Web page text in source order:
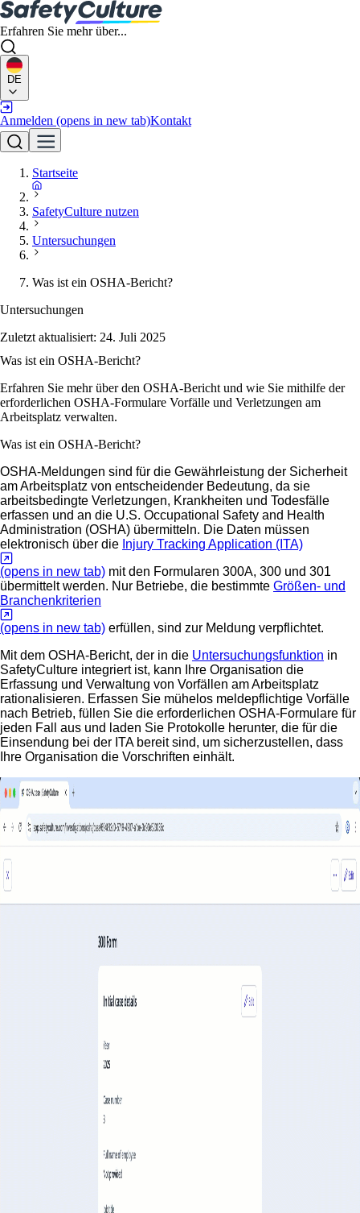
Erfahren Sie mehr über...
DE
Anmelden (opens in new tab)Kontakt
Startseite
SafetyCulture nutzen
Untersuchungen
Was ist ein OSHA-Bericht?
Untersuchungen
Zuletzt aktualisiert: 24. Juli 2025
Was ist ein OSHA-Bericht?
Erfahren Sie mehr über den OSHA-Bericht und wie Sie mithilfe der
erforderlichen OSHA-Formulare Vorfälle und Verletzungen am
Arbeitsplatz verwalten.
Was ist ein OSHA-Bericht?
OSHA-Meldungen sind für die Gewährleistung der Sicherheit
am Arbeitsplatz von entscheidender Bedeutung, da sie
arbeitsbedingte Verletzungen, Krankheiten und Todesfälle
erfassen und an die U.S. Occupational Safety and Health
Administration (OSHA) übermitteln. Die Daten müssen
elektronisch über die Injury Tracking Application (ITA)
(opens in new tab) mit den Formularen 300A, 300 und 301
übermittelt werden. Nur Betriebe, die bestimmte Größen- und
Branchenkriterien
(opens in new tab) erfüllen, sind zur Meldung verpflichtet.
Mit dem OSHA-Bericht, der in die Untersuchungsfunktion in
SafetyCulture integriert ist, kann Ihre Organisation die
Erfassung und Verwaltung von Vorfällen am Arbeitsplatz
rationalisieren. Erfassen Sie mühelos meldepflichtige Vorfälle
nach Betrieb, füllen Sie die erforderlichen OSHA-Formulare für
jeden Fall aus und laden Sie Protokolle herunter, die für die
Einsendung bei der ITA bereit sind, um sicherzustellen, dass
Ihre Organisation die Vorschriften einhält.